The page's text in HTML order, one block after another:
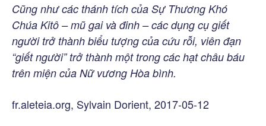
Cũng như các thánh tích của Sự Thương Khó
Chúa Kitô – mũ gai và đinh – các dụng cụ giết
người trở thành biểu tượng của cứu rỗi, viên đạn
“giết người” trở thành một trong các hạt châu báu
trên miện của Nữ vương Hòa bình.
fr.aleteia.org, Sylvain Dorient, 2017-05-12